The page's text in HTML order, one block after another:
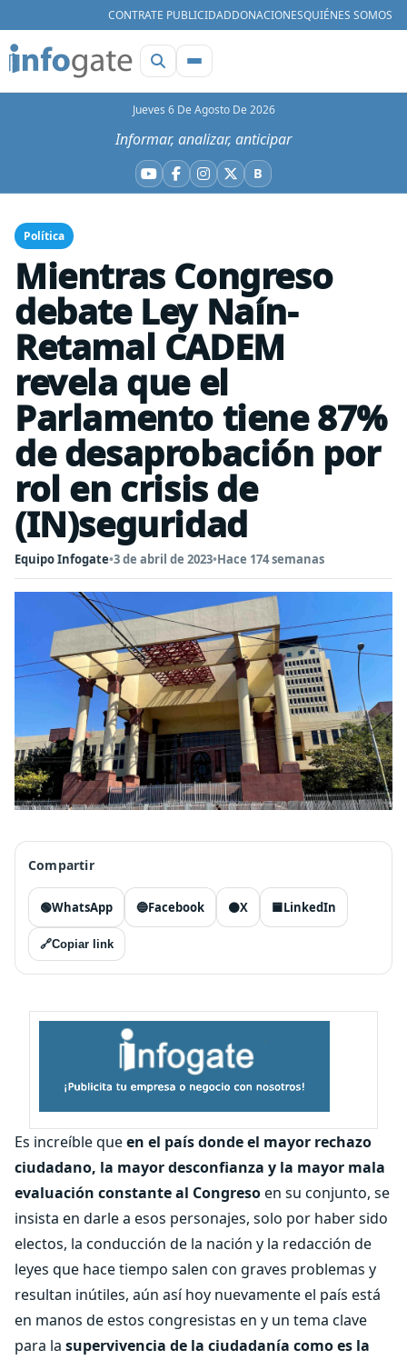
CONTRATE PUBLICIDADDONACIONESQUIÉNES SOMOS
Jueves 6 De Agosto De 2026
Informar, analizar, anticipar
YouTube
Facebook
Instagram
X BBluesky
Política
Mientras Congreso
debate Ley Naín-
Retamal CADEM
revela que el
Parlamento tiene 87%
de desaprobación por
rol en crisis de
(IN)seguridad
Equipo Infogate•3 de abril de 2023•Hace 174 semanas
Compartir
🟢WhatsApp 🔵Facebook ⚫X 🟦LinkedIn
🔗Copiar link
Es increíble queen el país donde el mayor rechazo
ciudadano, la mayor desconfianza y la mayor mala
evaluación constante al Congresoen su conjunto, se
insista en darle a esos personajes, solo por haber sido
electos, la conducción de la nación y la redacción de
leyes que hace tiempo salen con graves problemas y
resultan inútiles, aún así hoy nuevamente el país está
en manos de estos congresistas en y un tema clave
para la supervivencia de la ciudadanía como es la